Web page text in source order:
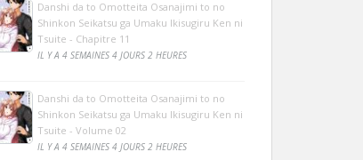
Danshi da to Omotteita Osanajimi to no
Shinkon Seikatsu ga Umaku Ikisugiru Ken ni
Tsuite - Chapitre 11
IL Y A 4 SEMAINES 4 JOURS 2 HEURES
Danshi da to Omotteita Osanajimi to no
Shinkon Seikatsu ga Umaku Ikisugiru Ken ni
Tsuite - Volume 02
IL Y A 4 SEMAINES 4 JOURS 2 HEURES